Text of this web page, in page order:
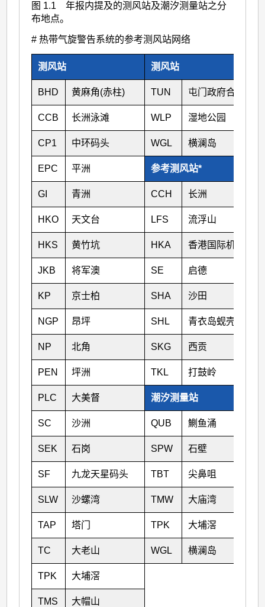
图 1.1 年报内提及的测风站及潮汐测量站之分
布地点。
# 热带气旋警告系统的参考测风站网络
测风站 测风站
BHD 黄麻角(赤柱) TUN 屯门政府合署
CCB 长洲泳滩 WLP 湿地公园
CP1 中环码头 WGL 横澜岛
EPC 平洲 参考测风站*
GI 青洲 CCH 长洲
HKO 天文台 LFS 流浮山
HKS 黄竹坑 HKA 香港国际机场
JKB 将军澳 SE 启德
KP 京士柏 SHA 沙田
NGP 昂坪 SHL 青衣岛蚬壳油库
NP 北角 SKG 西贡
PEN 坪洲 TKL 打鼓岭
PLC 大美督 潮汐测量站
SC 沙洲 QUB 鰂鱼涌
SEK 石岗 SPW 石壁
SF 九龙天星码头 TBT 尖鼻咀
SLW 沙螺湾 TMW 大庙湾
TAP 塔门 TPK 大埔滘
TC 大老山 WGL 横澜岛
TPK 大埔滘
TMS 大帽山